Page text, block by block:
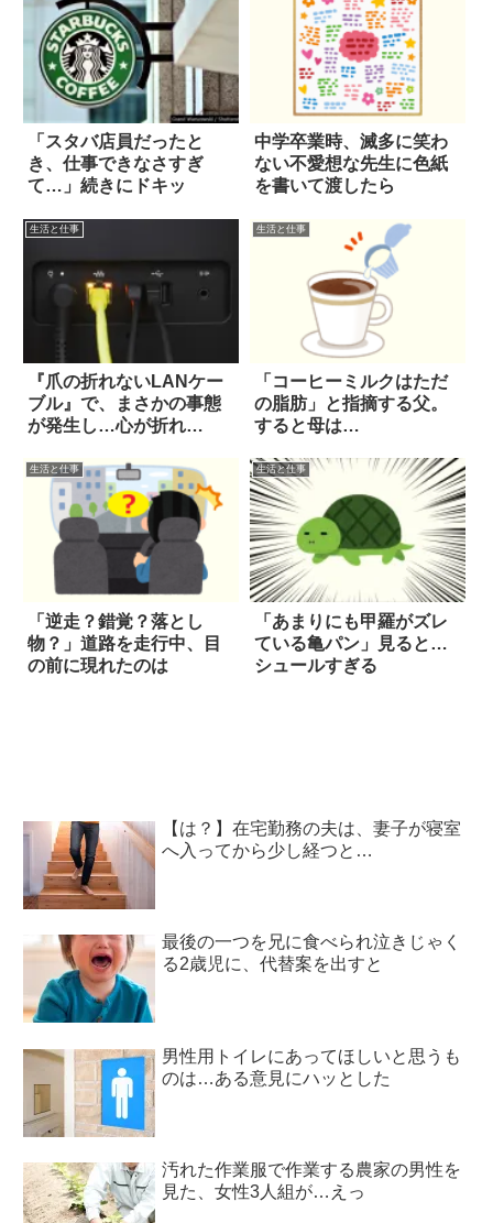
「スタバ店員だったと
き、仕事できなさすぎ
て…」続きにドキッ
中学卒業時、滅多に笑わ
ない不愛想な先生に色紙
を書いて渡したら
生活と仕事
『爪の折れないLANケー
ブル』で、まさかの事態
が発生し…心が折れ
生活と仕事
「コーヒーミルクはただ
の脂肪」と指摘する父。
すると母は…
生活と仕事
「逆走？錯覚？落とし
物？」道路を走行中、目
の前に現れたのは
生活と仕事
「あまりにも甲羅がズレ
ている亀パン」見ると…
シュールすぎる
【は？】在宅勤務の夫は、妻子が寝室
へ入ってから少し経つと…
最後の一つを兄に食べられ泣きじゃく
る2歳児に、代替案を出すと
男性用トイレにあってほしいと思うも
のは…ある意見にハッとした
汚れた作業服で作業する農家の男性を
見た、女性3人組が…えっ